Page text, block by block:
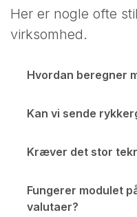
Her er nogle ofte
virksomhed.
Hvordan beregner
Kan vi sende
Kræver det stor
Fungerer modulet
valutaer?